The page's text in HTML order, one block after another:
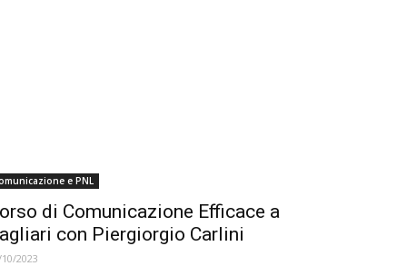
e PNL
di Comunicazione Efficace a
con Piergiorgio Carlini
2023